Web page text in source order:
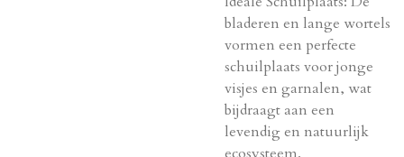
bladeren en lange wortels
vormen een perfecte
schuilplaats voor jonge
visjes en garnalen, wat
bijdraagt aan een
levendig en natuurlijk